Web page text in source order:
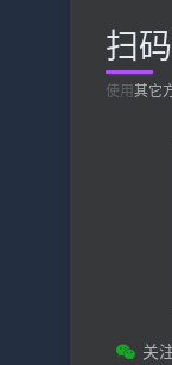
扫
使用其它
关